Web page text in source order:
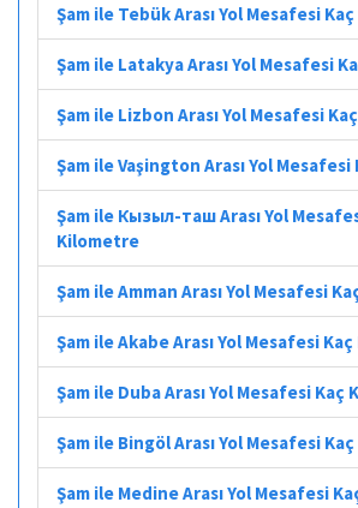
Şam ile Tebük Arası Yol Mesafesi
Şam ile Latakya Arası Yol Mesafesi
Şam ile Lizbon Arası Yol Mesafesi
Şam ile Vaşington Arası Yol
Şam ile Кызыл-таш Arası Yol
Kilometre
Şam ile Amman Arası Yol Mesafesi
Şam ile Akabe Arası Yol Mesafesi
Şam ile Duba Arası Yol Mesafesi Kaç
Şam ile Bingöl Arası Yol Mesafesi
Şam ile Medine Arası Yol Mesafesi